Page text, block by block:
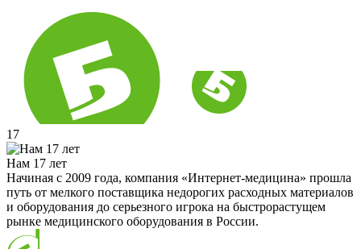
17
Нам 17 лет
Начиная с 2009 года, компания «Интернет-медицина» прошла
путь от мелкого поставщика недорогих расходных материалов
и оборудования до серьезного игрока на быстрорастущем
рынке медицинского оборудования в России.